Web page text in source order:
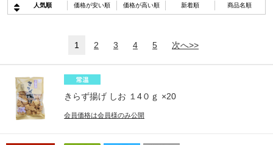
人気順 価格が安い順 価格が高い順 新着順 商品名順
1 2 3 4 5 次へ>>
きらず揚げ しお １4０ｇ ×20
会員価格は会員様のみ公開